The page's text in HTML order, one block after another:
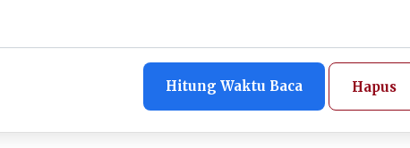
Hitung Waktu Baca Hapus